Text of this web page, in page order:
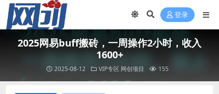
登录
2025网易buff搬砖，一周操作2小时，收入
1600+
2025-08-12 VIP专区 网创项目 155